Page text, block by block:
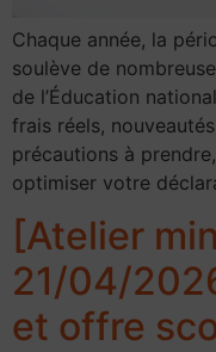
Chaque année, la
soulève de
de l’Éducation
frais réels,
précautions à
optimiser votre
[Atelier
21/04/
et offre